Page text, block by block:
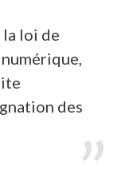
loi de
des